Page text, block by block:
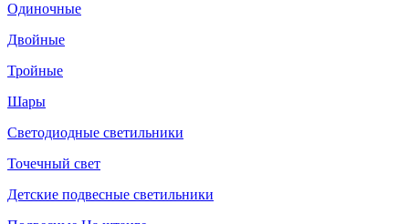
Одиночные
Двойные
Тройные
Шары
Светодиодные светильники
Точечный свет
Детские подвесные светильники